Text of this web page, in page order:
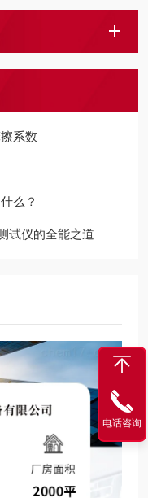
系数
么？
试仪的全能之道
电话咨询